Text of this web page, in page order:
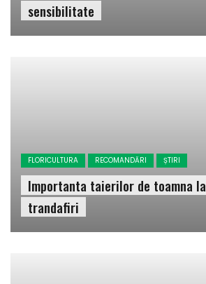
sensibilitate
FLORICULTURA RECOMANDĂRI ȘTIRI
Importanta taierilor de toamna la
trandafiri